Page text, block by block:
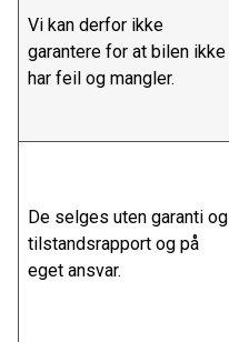
Vi kan derfor ikke
garantere for at bilen ikke
har feil og mangler.
De selges uten garanti og
tilstandsrapport og på
eget ansvar.